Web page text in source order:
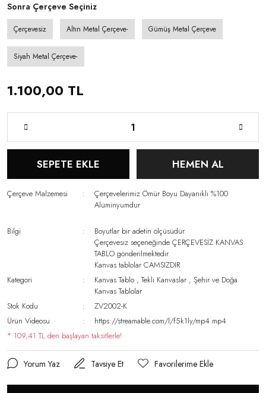
Sonra Çerçeve Seçiniz
Çerçevesiz Altın Metal Çerçeve- Gümüş Metal Çerçeve
Siyah Metal Çerçeve-
1.100,00 TL
SEPETE EKLE HEMEN AL
Çerçeve Malzemesi
Çerçevelerimiz Ömür Boyu Dayanıklı %100
Alüminyumdur
Bilgi
Boyutlar bir adetin ölçüsüdür.
Çerçevesiz seçeneğinde ÇERÇEVESİZ KANVAS
TABLO gönderilmektedir.
Kanvas tablolar CAMSIZDIR
Kategori
Kanvas Tablo ,Tekli Kanvaslar ,Şehir ve Doğa
Kanvas Tablolar
Stok Kodu
ZV2002-K
Ürün Videosu
https://streamable.com/l/f5k1ly/mp4.mp4
* 109,41 TL den başlayan taksitlerle!
Yorum Yaz Tavsiye Et